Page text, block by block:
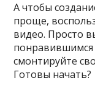
А чтобы
проще,
видео. Просто
понравившимся
смонтируйте
Готовы начать?